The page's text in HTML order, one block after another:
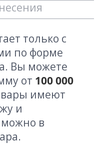
только с
по форме
Вы можете
от 100 000
имеют
и
в